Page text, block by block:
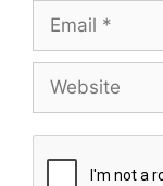
Email
Website